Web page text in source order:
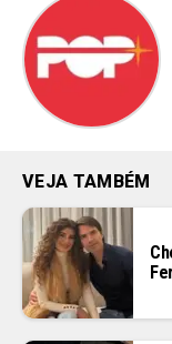
VEJA TAMBÉM